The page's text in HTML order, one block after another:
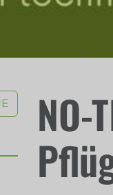
NO-